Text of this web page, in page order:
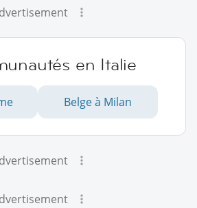
en Italie
Belge à Milan